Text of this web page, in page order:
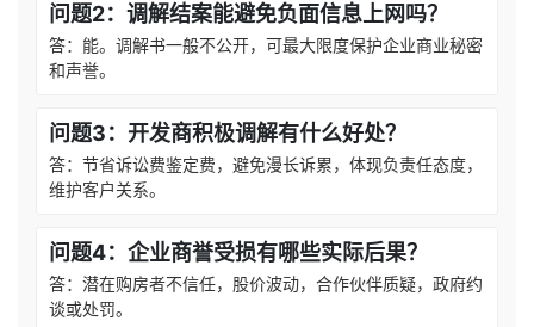
问题2：调解结案能避免负面信息上网吗？
答：能。调解书一般不公开，可最大限度保护企业商业秘密
和声誉。
问题3：开发商积极调解有什么好处？
答：节省诉讼费鉴定费，避免漫长诉累，体现负责任态度，
维护客户关系。
问题4：企业商誉受损有哪些实际后果？
答：潜在购房者不信任，股价波动，合作伙伴质疑，政府约
谈或处罚。